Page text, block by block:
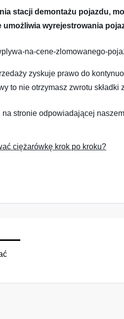
stacji demontażu pojazdu,
umożliwia wyrejestrowania
na-cene-zlomowanego-
zyskuje prawo do
nie otrzymasz zwrotu składki
stronie odpowiadającej
ciężarówkę krok po kroku?